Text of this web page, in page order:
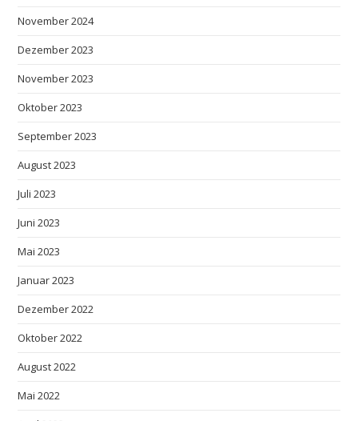
November 2024
Dezember 2023
November 2023
Oktober 2023
September 2023
August 2023
Juli 2023
Juni 2023
Mai 2023
Januar 2023
Dezember 2022
Oktober 2022
August 2022
Mai 2022